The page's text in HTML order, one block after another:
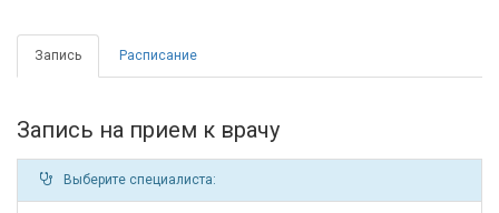
Запись Расписание
Запись на прием к врачу
Выберите специалиста: